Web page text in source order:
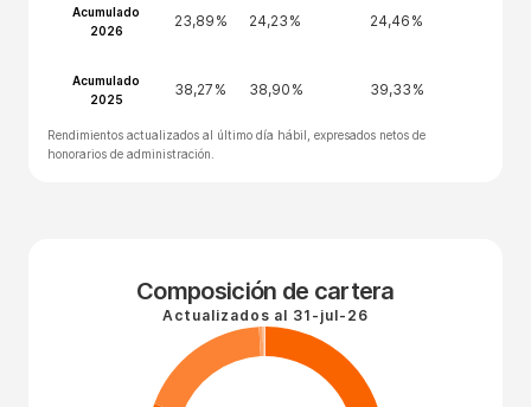
Acumulado
2026
23,89% 24,23% 24,46%
Acumulado
2025
38,27% 38,90% 39,33%
Rendimientos actualizados al último día hábil, expresados netos de
honorarios de administración.
Composición de cartera
Actualizados al 31-jul-26